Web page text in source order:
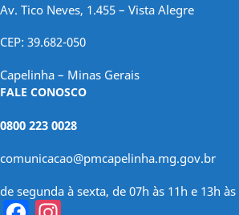
Av. Tico Neves, 1.455 – Vista Alegre
CEP: 39.682-050
Capelinha – Minas Gerais
FALE CONOSCO
0800 223 0028
comunicacao@pmcapelinha.mg.gov.br
de segunda à sexta, de 07h às 11h e 13h às